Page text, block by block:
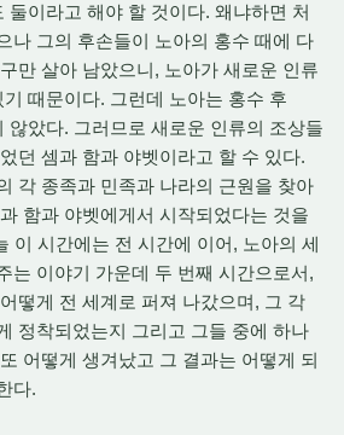
둘이라고 해야 할 것이다. 왜냐하면 처
나 그의 후손들이 노아의 홍수 때에 다
만 살아 남았으니, 노아가 새로운 인류
때문이다. 그런데 노아는 홍수 후
않았다. 그러므로 새로운 인류의 조상들
던 셈과 함과 야벳이라고 할 수 있다.
각 종족과 민족과 나라의 근원을 찾아
함과 야벳에게서 시작되었다는 것을
이 시간에는 전 시간에 이어, 노아의 세
는 이야기 가운데 두 번째 시간으로서,
떻게 전 세계로 퍼져 나갔으며, 그 각
정착되었는지 그리고 그들 중에 하나
어떻게 생겨났고 그 결과는 어떻게 되
다.